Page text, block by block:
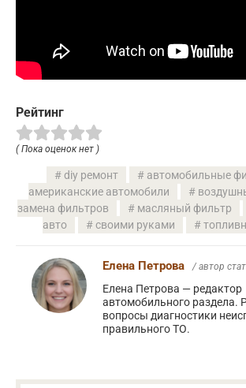
Рейтинг
( Пока оценок нет )
diy ремонт
автомобильные
американские автомобили
замена фильтров
масляный фильтр
авто
своими руками
Елена Петрова / автор
Елена Петрова — редактор
автомобильного раздела.
вопросы диагностики
правильного ТО.